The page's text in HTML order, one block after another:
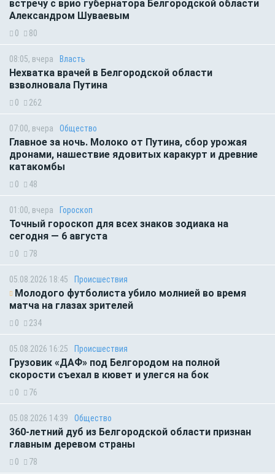
встречу с врио губернатора Белгородской области
Александром Шуваевым
0 80
08:05, вчера Власть
Нехватка врачей в Белгородской области
взволновала Путина
0 262
07:00, вчера Общество
Главное за ночь. Молоко от Путина, сбор урожая
дронами, нашествие ядовитых каракурт и древние
катакомбы
0 48
01:00, вчера Гороскоп
Точный гороскоп для всех знаков зодиака на
сегодня — 6 августа
0 78
05.08.2026 18:45 Происшествия
Молодого футболиста убило молнией во время
матча на глазах зрителей
0 234
05.08.2026 16:25 Происшествия
Грузовик «ДАФ» под Белгородом на полной
скорости съехал в кювет и улегся на бок
0 76
05.08.2026 14:39 Общество
360-летний дуб из Белгородской области признан
главным деревом страны
0 78